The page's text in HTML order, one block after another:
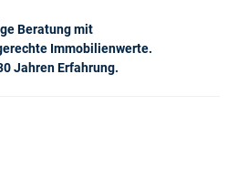
Beratung mit
Immobilienwerte.
Jahren Erfahrung.